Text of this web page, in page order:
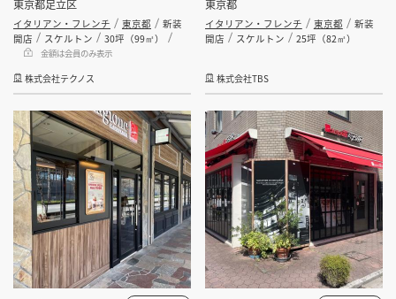
東京都足立区
イタリアン・フレンチ 東京都
新装
開店
スケルトン 30坪（99㎡）
金額は会員のみ表示
株式会社テクノス
東京都
イタリアン・フレンチ 東京都
新装
開店
スケルトン 25坪（82㎡）
株式会社TBS